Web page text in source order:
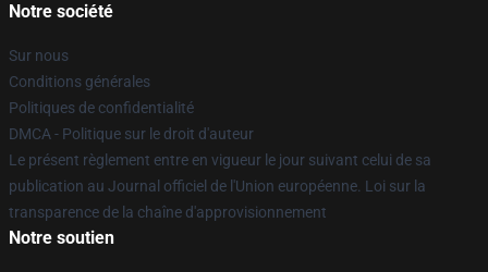
Notre société
Sur nous
Conditions générales
Politiques de confidentialité
DMCA - Politique sur le droit d'auteur
Le présent règlement entre en vigueur le jour suivant celui de sa
publication au Journal officiel de l'Union européenne. Loi sur la
transparence de la chaîne d'approvisionnement
Notre soutien